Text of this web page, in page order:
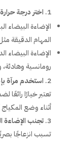
اختر درجة
المهام الدقيقة
رومانسية
استخدم مرآة
تعتبر خيارًا
أثناء وضع
تجنب الإضاءة
تسبب انزعاجًا